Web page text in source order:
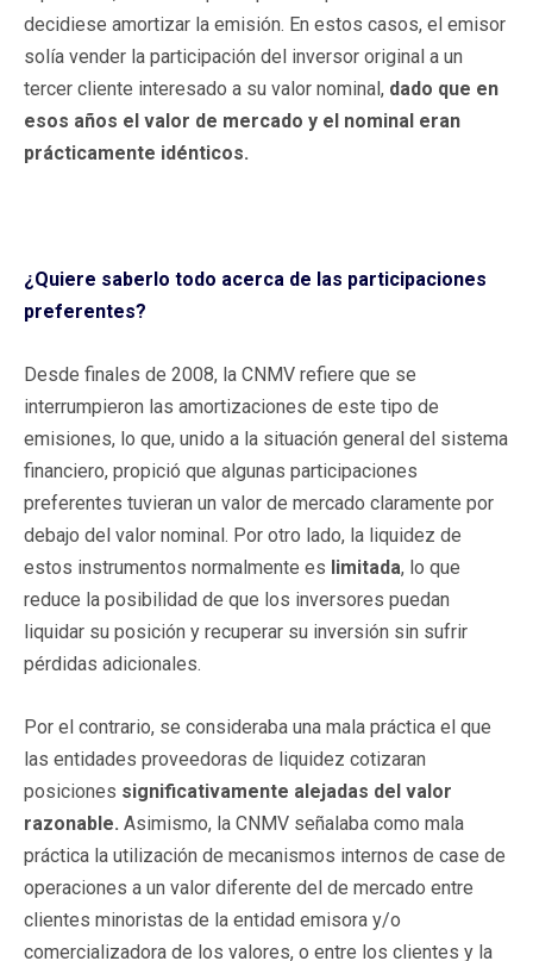
decidiese amortizar la emisión. En estos casos, el emisor
solía vender la participación del inversor original a un
tercer cliente interesado a su valor nominal, dado que en
esos años el valor de mercado y el nominal eran
prácticamente idénticos.
¿Quiere saberlo todo acerca de las participaciones
preferentes?
Desde finales de 2008, la CNMV refiere que se
interrumpieron las amortizaciones de este tipo de
emisiones, lo que, unido a la situación general del sistema
financiero, propició que algunas participaciones
preferentes tuvieran un valor de mercado claramente por
debajo del valor nominal. Por otro lado, la liquidez de
estos instrumentos normalmente es limitada, lo que
reduce la posibilidad de que los inversores puedan
liquidar su posición y recuperar su inversión sin sufrir
pérdidas adicionales.
Por el contrario, se consideraba una mala práctica el que
las entidades proveedoras de liquidez cotizaran
posiciones significativamente alejadas del valor
razonable. Asimismo, la CNMV señalaba como mala
práctica la utilización de mecanismos internos de case de
operaciones a un valor diferente del de mercado entre
clientes minoristas de la entidad emisora y/o
comercializadora de los valores, o entre los clientes y la